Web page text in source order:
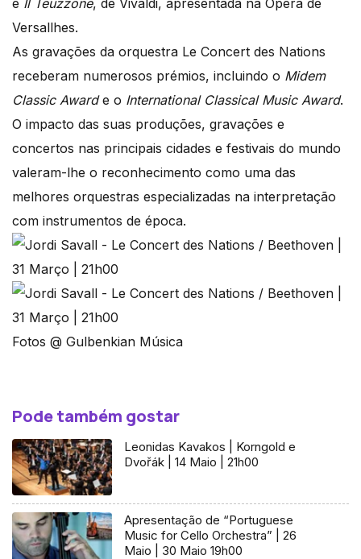
e Il Teuzzone, de Vivaldi, apresentada na Ópera de
Versallhes.
As gravações da orquestra Le Concert des Nations
receberam numerosos prémios, incluindo o Midem
Classic Awarde o International Classical Music Award.
O impacto das suas produções, gravações e
concertos nas principais cidades e festivais do mundo
valeram-lhe o reconhecimento como uma das
melhores orquestras especializadas na interpretação
com instrumentos de época.
Fotos @ Gulbenkian Música
Pode também gostar
Leonidas Kavakos | Korngold e
Dvořák | 14 Maio | 21h00
Apresentação de “Portuguese
Music for Cello Orchestra” | 26
Maio | 30 Maio 19h00